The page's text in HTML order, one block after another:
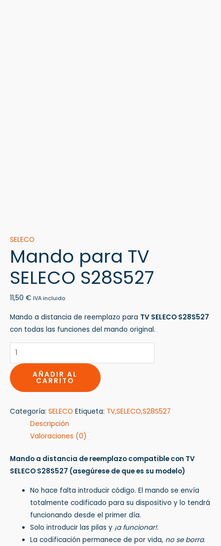
SELECO
Mando para TV
SELECO S28S527
11,50 € IVA incluido
Mando a distancia de reemplazo para TV SELECO S28S527
con todas las funciones del mando original.
AÑADIR AL
CARRITO
Categoría: SELECO Etiqueta: TV,SELECO,S28S527
Descripción
Valoraciones (0)
Mando a distancia de reemplazo compatible con TV
SELECO S28S527 (asegúrese de que es su modelo)
No hace falta introducir código. El mando se envía
totalmente codificado para su dispositivo y lo tendrá
funcionando desde el primer día.
Solo introducir las pilas y ¡a funcionar!.
La codificación permanece de por vida, no se borra.